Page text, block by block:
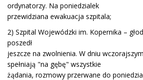
ordynatorzy. Na poniedzialek
przewidziana ewakuacja szpitala;
2) Szpital Wojewódzki im. Kopernika –
poszedł
jeszcze na zwolnienia. W dniu
spełniają "na gębę" wszystkie
żądania, rozmowy przerwane do